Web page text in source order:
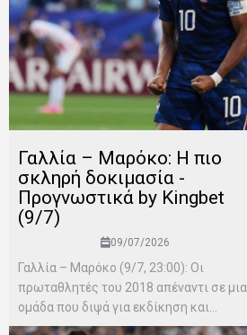
Γαλλία – Μαρόκο: Η πιο
σκληρή δοκιμασία -
Προγνωστικά by Kingbet
(9/7)
09/07/2026
Γαλλία – Μαρόκο (9/7, 23:00): Οι
πρωταθλητές του 2018 απέναντι σε μια
ομάδα που διψά για εκδίκηση και...